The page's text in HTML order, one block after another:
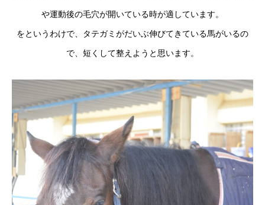
や運動後の毛穴が開いている時が適しています。
をというわけで、タテガミがだいぶ伸びてきている馬がいるの
で、短くして整えようと思います。